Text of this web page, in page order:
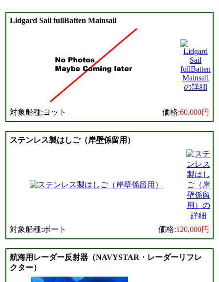
Lidgard Sail fullBatten Mainsail
対象船種:ヨット 価格:60,000円
ステンレス製はしご（岸壁係留用）
対象船種:ボート 価格:120,000円
航海用レーダー反射器（NAVYSTAR・レーダーリフレ
クター）